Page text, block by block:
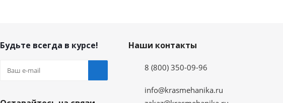
Будьте всегда в курсе! Наши контакты
8 (800) 350-09-96
info@krasmehanika.ru